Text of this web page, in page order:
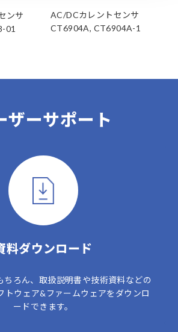
ンサ
01
AC/DCカレントセンサ
CT6904A, CT6904A-1
ザーサポート
料ダウンロード
ちろん、取扱説明書や技術資料などの
トウェア&ファームウェアをダウンロ
ードできます。